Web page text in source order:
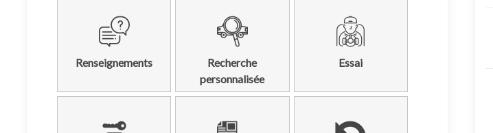
Renseignements
Recherche
personnalisée
Essai